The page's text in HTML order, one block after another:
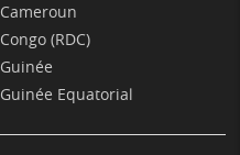
Cameroun
Congo (RDC)
Guinée
Guinée Equatorial